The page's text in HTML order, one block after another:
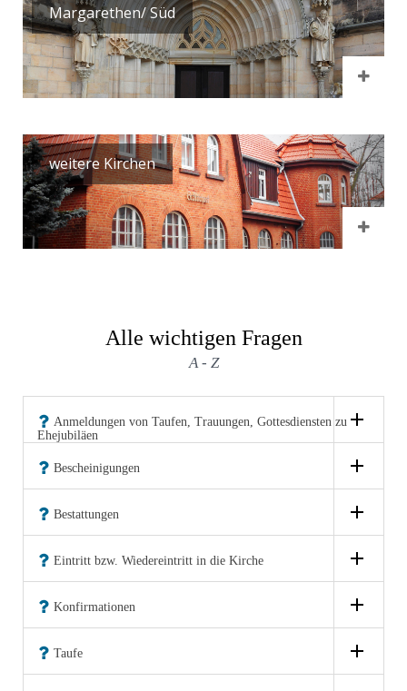
Margarethen/ Süd
weitere Kirchen
Alle wichtigen Fragen
A - Z
Anmeldungen von Taufen, Trauungen, Gottesdiensten zu
Ehejubiläen
Bescheinigungen
Bestattungen
Eintritt bzw. Wiedereintritt in die Kirche
Konfirmationen
Taufe